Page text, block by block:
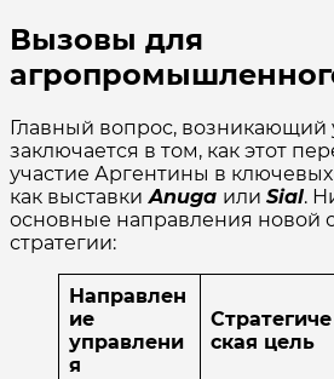
Вызовы для
Главный вопрос, возникающий
заключается в том, как этот
участие Аргентины в ключевых
как выставки Anuga или Sial.
основные направления новой
стратегии:
Направлен
ие
управлени
я
Стратегиче
ская цель